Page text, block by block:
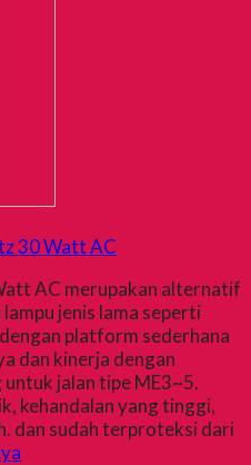
30 Watt AC
AC merupakan alternatif
jenis lama seperti
platform sederhana
dan kinerja dengan
jalan tipe ME3~5.
kehandalan yang tinggi,
dan sudah terproteksi dari